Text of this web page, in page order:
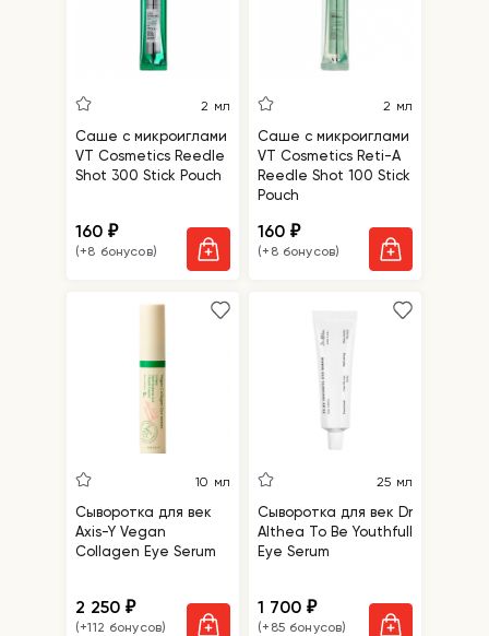
2 мл
Саше с микроиглами
VT Cosmetics Reedle
Shot 300 Stick Pouch
160₽
(+8 бонусов)
2 мл
Саше с микроиглами
VT Cosmetics Reti-A
Reedle Shot 100 Stick
Pouch
160₽
(+8 бонусов)
10 мл
Сыворотка для век
Axis-Y Vegan
Collagen Eye Serum
2 250₽
(+112 бонусов)
25 мл
Сыворотка для век Dr
Althea To Be Youthfull
Eye Serum
1 700₽
(+85 бонусов)